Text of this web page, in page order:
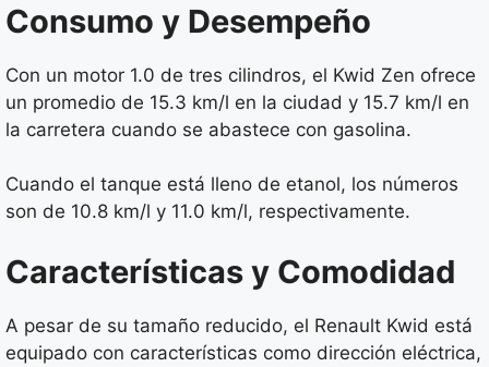
Consumo y Desempeño
Con un motor 1.0 de tres cilindros, el Kwid Zen ofrece
un promedio de 15.3 km/l en la ciudad y 15.7 km/l en
la carretera cuando se abastece con gasolina.
Cuando el tanque está lleno de etanol, los números
son de 10.8 km/l y 11.0 km/l, respectivamente.
Características y Comodidad
A pesar de su tamaño reducido, el Renault Kwid está
equipado con características como dirección eléctrica,